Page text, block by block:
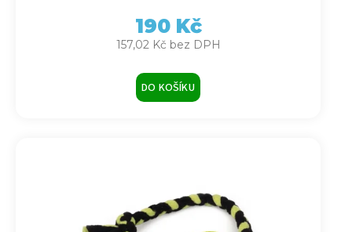
157,02 Kč bez DPH
190 Kč
DO KOŠÍKU